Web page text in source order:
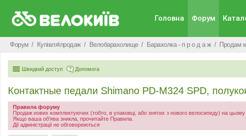
Головна Форум
Форум Купівля\продаж Велобарахолище Барахолка - п р о д а ж Продам
Швидкий доступ Допомога
Контактные педали Shimano PD-M324 SPD,
Правила форуму
Продаж нових комплектуючих (тобто, в упаковці, або знятих з нового велосипеду) на
Якщо ваша об'ява зникла, прочитайте Правила.
Дії адміністрації не обговорюються